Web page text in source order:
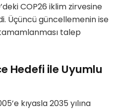
COP26 iklim zirvesine
Üçüncü güncellemenin ise
talep
Hedefi ile Uyumlu
kıyasla 2035 yılına